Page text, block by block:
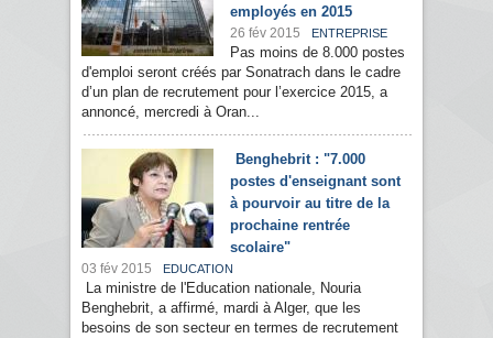
employés en 2015
26 fév 2015 ENTREPRISE
Pas moins de 8.000 postes
d'emploi seront créés par Sonatrach dans le cadre
d’un plan de recrutement pour l’exercice 2015, a
annoncé, mercredi à Oran...
Benghebrit : "7.000
postes d'enseignant sont
à pourvoir au titre de la
prochaine rentrée
scolaire"
03 fév 2015 EDUCATION
La ministre de l'Education nationale, Nouria
Benghebrit, a affirmé, mardi à Alger, que les
besoins de son secteur en termes de recrutement